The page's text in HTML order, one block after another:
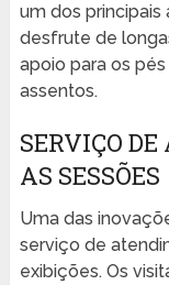
um dos
desfrute de
apoio para os
assentos.
SERVIÇO
AS SESSÕES
Uma das
serviço de
exibições. Os